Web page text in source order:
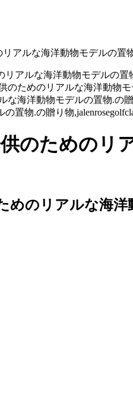
リアルな海洋動物モデルの置
リアルな海洋動物モデルの
のためのリアルな海洋動物
海洋動物モデルの置物.の
置物.の贈り物
供のための
めのリアルな海